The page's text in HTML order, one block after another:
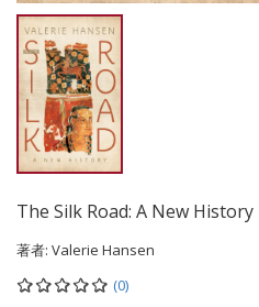
The Silk Road: A New History
著者: Valerie Hansen
(0)